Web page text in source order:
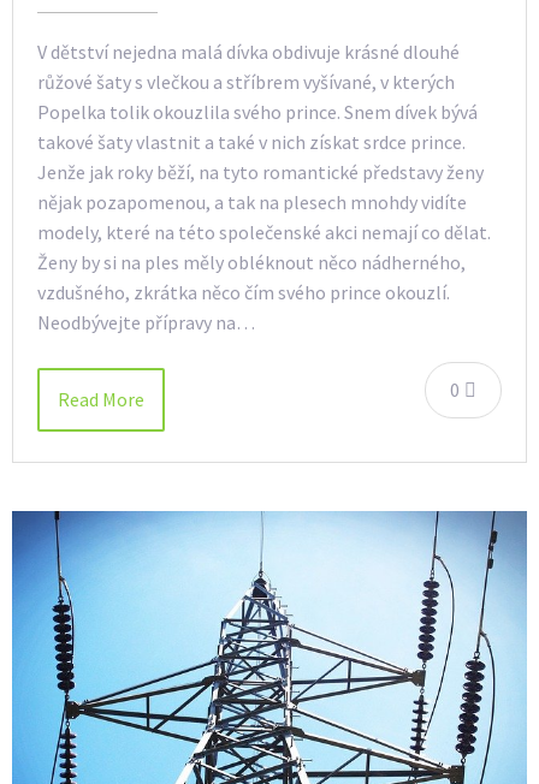
V dětství nejedna malá dívka obdivuje krásné dlouhé
růžové šaty s vlečkou a stříbrem vyšívané, v kterých
Popelka tolik okouzlila svého prince. Snem dívek bývá
takové šaty vlastnit a také v nich získat srdce prince.
Jenže jak roky běží, na tyto romantické představy ženy
nějak pozapomenou, a tak na plesech mnohdy vidíte
modely, které na této společenské akci nemají co dělat.
Ženy by si na ples měly obléknout něco nádherného,
vzdušného, zkrátka něco čím svého prince okouzlí.
Neodbývejte přípravy na…
0
Read More